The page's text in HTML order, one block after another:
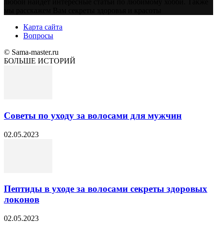
Карта сайта
Вопросы
© Sama-master.ru
БОЛЬШЕ ИСТОРИЙ
Советы по уходу за волосами для мужчин
02.05.2023
Пептиды в уходе за волосами секреты здоровых
локонов
02.05.2023